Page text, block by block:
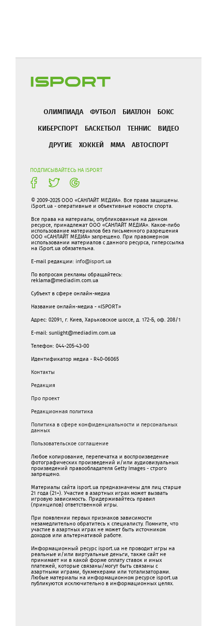
ОЛИМПИАДА ФУТБОЛ БИАТЛОН
БОКС
КИБЕРСПОРТ
БАСКЕТБОЛ ТЕННИС
ВИДЕО
ДРУГИЕ
ХОККЕЙ ММА АВТОСПОРТ
ПОДПИСЫВАЙТЕСЬ НА ISPORT
© 2009-2025 ООО «САНЛАЙТ МЕДИА». Все права защищены.
iSport.ua - оперативные и объективные новости спорта.
Все права на материалы, опубликованные на данном
ресурсе, принадлежат ООО «САНЛАЙТ МЕДИА». Какое-либо
использование материалов без письменного разрешения
ООО «САНЛАЙТ МЕДИА» запрещено. При правомерном
использовании материалов с данного ресурса, гиперссылка
на iSport.ua обязательна.
E-mail редакции: info@isport.ua
По вопросам рекламы обращайтесь:
reklama@mediadim.com.ua
Субъект в сфере онлайн-медиа
Название онлайн-медиа - «ISPORT»
Адрес: 02091, г. Киев, Харьковское шоссе, д. 172-Б, оф. 208/1
E-mail: sunlight@mediadim.com.ua
Телефон: 044-205-43-00
Идентификатор медиа - R40-06065
Контакты
Редакция
Про проект
Редакционная политика
Политика в сфере конфиденциальности и персональных
данных
Пользовательское соглашение
Любое копирование, перепечатка и воспроизведение
фотографических произведений и/или аудиовизуальных
произведений правообладателя Getty Images - строго
запрещено.
Материалы сайта isport.ua предназначены для лиц старше
21 года (21+). Участие в азартных играх может вызвать
игровую зависимость. Придерживайтесь правил
(принципов) ответственной игры.
При появлении первых признаков зависимости
незамедлительно обратитесь к специалисту. Помните, что
участие в азартных играх не может быть источником
доходов или альтернативой работе.
Информационный ресурс isport.ua не проводит игры на
реальные и/или виртуальные деньги, также сайт не
принимает ни в какой форме oплaту ставок и иных
платежей, которые связаны/могут быть связаны c
азартными игрaми, букмекерами или тотализаторами.
Любые материалы на информационном ресурсе isport.ua
публикуютcя исключительно в информационных целях.